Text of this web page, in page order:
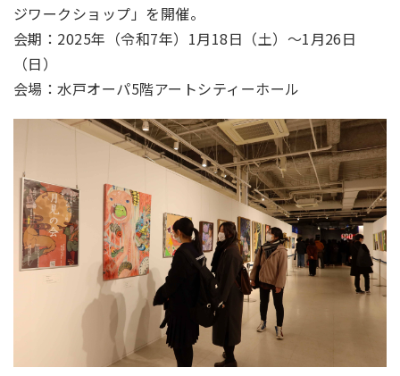
ジワークショップ」を開催。
会期：2025年（令和7年）1月18日（土）～1月26日
（日）
会場：水戸オーパ5階アートシティーホール